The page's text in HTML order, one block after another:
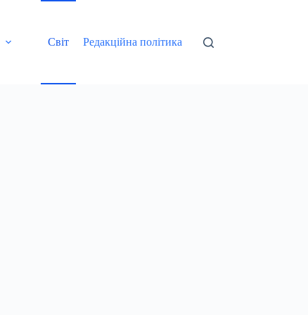
Світ Редакційна політика